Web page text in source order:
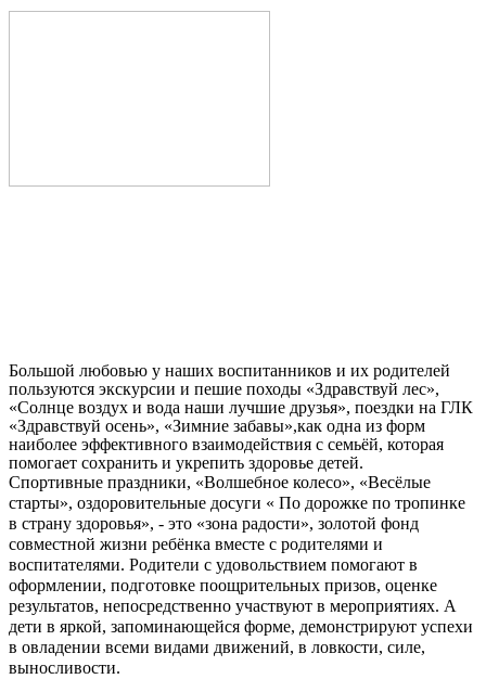
Большой любовью у наших воспитанников и их родителей
пользуются экскурсии и пешие походы «Здравствуй лес»,
«Солнце воздух и вода наши лучшие друзья», поездки на ГЛК
«Здравствуй осень», «Зимние забавы»,как одна из форм
наиболее эффективного взаимодействия с семьёй, которая
помогает сохранить и укрепить здоровье детей.
Спортивные праздники, «Волшебное колесо», «Весёлые
старты», оздоровительные досуги « По дорожке по тропинке
в страну здоровья», - это «зона радости», золотой фонд
совместной жизни ребёнка вместе с родителями и
воспитателями. Родители с удовольствием помогают в
оформлении, подготовке поощрительных призов, оценке
результатов, непосредственно участвуют в мероприятиях. А
дети в яркой, запоминающейся форме, демонстрируют успехи
в овладении всеми видами движений, в ловкости, силе,
выносливости.